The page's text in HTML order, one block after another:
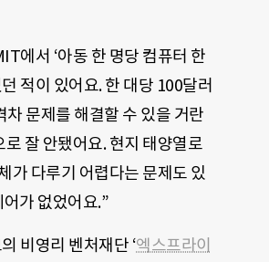
에서 ‘아동 한 명당 컴퓨터 한
적이 있어요.한 대당 100달러
문제를 해결할 수 있을 거란
잘 안됐어요.현지 태양열로
가 다루기 어렵다는 문제도 있
가 없었어요.”
비영리 벤처재단 ‘엑스프라이